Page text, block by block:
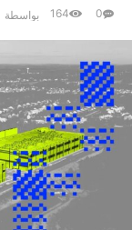
بواسطة 0
164